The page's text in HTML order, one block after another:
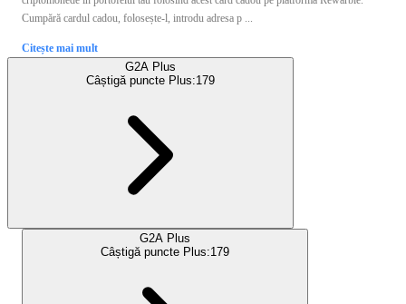
Cumpără cardul cadou, folosește-l, introdu adresa p ...
Citește mai mult
G2A Plus
Câștigă puncte Plus:179
G2A Plus
Câștigă puncte Plus:179